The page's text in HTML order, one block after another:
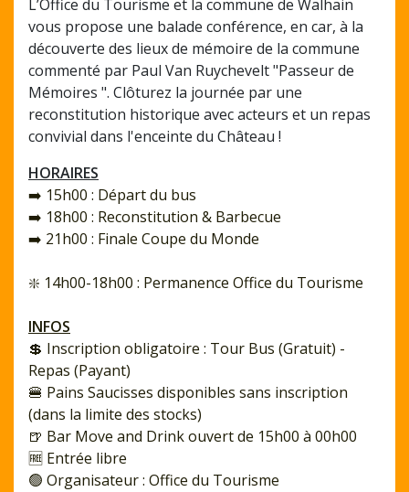
L’Office du Tourisme et la commune de Walhain
vous propose une balade conférence, en car, à la
découverte des lieux de mémoire de la commune
commenté par Paul Van Ruychevelt "Passeur de
Mémoires ". Clôturez la journée par une
reconstitution historique avec acteurs et un repas
convivial dans l'enceinte du Château !
HORAIRES
➡️ 15h00 : Départ du bus
➡️ 18h00 : Reconstitution & Barbecue
➡️ 21h00 : Finale Coupe du Monde
❇️ 14h00-18h00 : Permanence Office du Tourisme
INFOS
💲 Inscription obligatoire : Tour Bus (Gratuit) -
Repas (Payant)
🍔 Pains Saucisses disponibles sans inscription
(dans la limite des stocks)
🍺 Bar Move and Drink ouvert de 15h00 à 00h00
🆓 Entrée libre
🟢 Organisateur : Office du Tourisme